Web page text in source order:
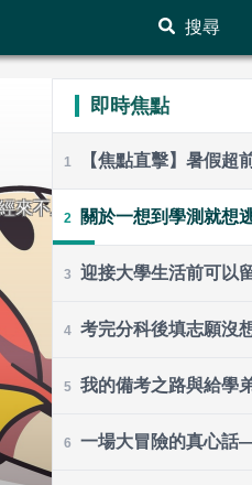
搜尋
即時焦點
1 【焦點直擊】暑假超
2 關於一想到學測就想
3 迎接大學生活前可以
4 考完分科後填志願沒
5 我的備考之路與給學
6 一場大冒險的真心